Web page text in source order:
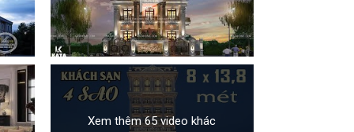
Xem thêm 65 video khác